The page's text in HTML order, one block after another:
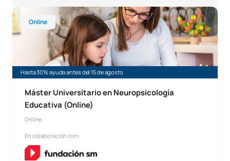
Online
Hasta 30% ayuda antes del 15 de agosto
Máster Universitario en Neuropsicología
Educativa (Online)
Online
En colaboración con:
Máster Universitario en Neuropsicología Educativa